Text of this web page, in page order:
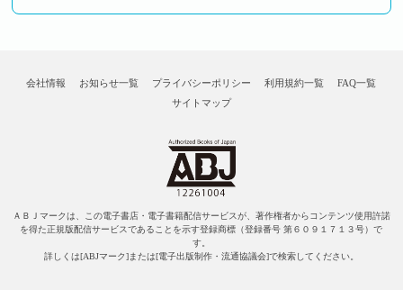
会社情報 お知らせ一覧 プライバシーポリシー 利用規約一覧
FAQ一覧
サイトマップ
ＡＢＪマークは、この電子書店・電子書籍配信サービスが、著作権者からコンテンツ使用許諾
を得た正規版配信サービスであることを示す登録商標（登録番号 第６０９１７１３号）で
す。
詳しくは[ABJマーク]または[電子出版制作・流通協議会]で検索してください。